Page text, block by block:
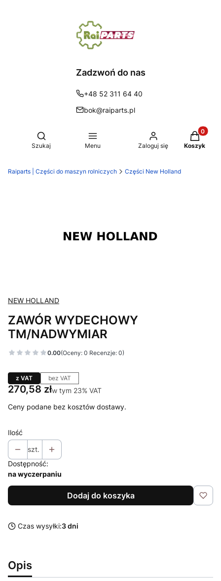
Zadzwoń do nas
+48 52 311 64 40
bok@raiparts.pl
Otwórz wyszukiwarkę
Szukaj Menu Zaloguj się Koszyk
Raiparts | Części do maszyn rolniczych Części New Holland
NEW HOLLAND
ZAWÓR WYDECHOWY
TM/NADWYMIAR
0.00(Oceny: 0 Recenzje: 0)
z VAT bez VAT
Cena
270,58 złw tym 23% VAT
w tym 23% VAT
Ceny podane bez kosztów dostawy.
Ilość
szt.
Dostępność:
na wyczerpaniu
Dodaj do koszyka
Czas wysyłki:3 dni
Opis